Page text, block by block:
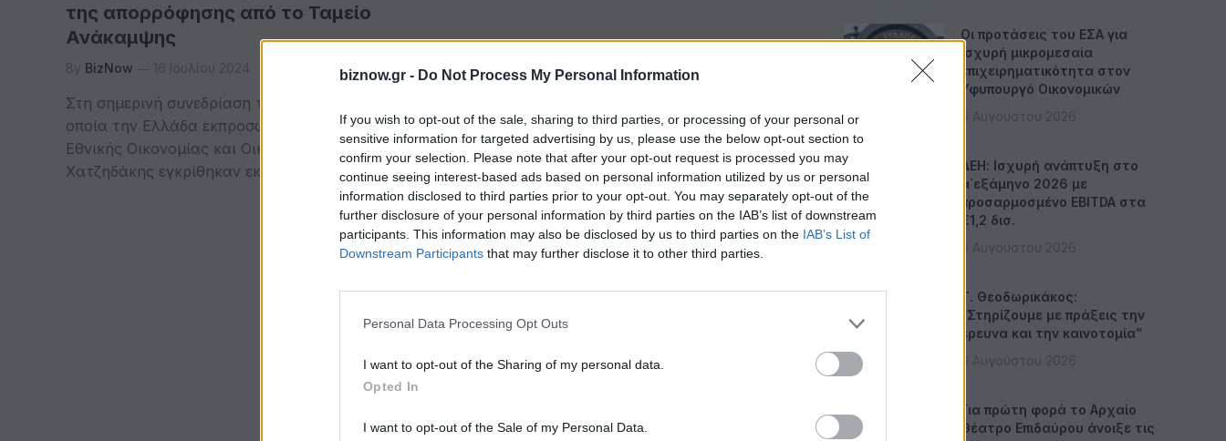
biznow.gr - Do Not Process My Personal Information
If you wish to opt-out of the sale, sharing to third parties, or processing of your personal or
sensitive information for targeted advertising by us, please use the below opt-out section to
confirm your selection. Please note that after your opt-out request is processed you may
continue seeing interest-based ads based on personal information utilized by us or personal
information disclosed to third parties prior to your opt-out. You may separately opt-out of the
further disclosure of your personal information by third parties on the IAB’s list of downstream
participants. This information may also be disclosed by us to third parties on the IAB’s List of
Downstream Participants that may further disclose it to other third parties.
Personal Data Processing Opt Outs
I want to opt-out of the Sharing of my personal data.
Opted In
I want to opt-out of the Sale of my Personal Data.
της απορρόφησης από το Ταμείο
Ανάκαμψης
By BizNow 16 Ιουλίου 2024
Στη σημερινή συνεδρίαση του ECOFIN, στην
οποία την Ελλάδα εκπροσώπησε o Υπουργός
Εθνικής Οικονομίας και Οικονομικών Κωστής
Χατζηδάκης εγκρίθηκαν εκτελεστικές…
Οι προτάσεις του ΕΣΑ για
ισχυρή μικρομεσαία
επιχειρηματικότητα στον
Υφυπουργό Οικονομικών
6 Αυγούστου 2026
ΔΕΗ: Ισχυρή ανάπτυξη στο
α΄εξάμηνο 2026 με
προσαρμοσμένο EBITDA στα
€1,2 δισ.
6 Αυγούστου 2026
Τ. Θεοδωρικάκος:
“Στηρίζουμε με πράξεις την
έρευνα και την καινοτομία”
6 Αυγούστου 2026
Για πρώτη φορά το Αρχαίο
Θέατρο Επιδαύρου άνοιξε τις